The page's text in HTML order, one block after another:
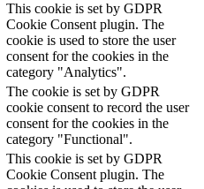
This cookie is set by GDPR
Cookie Consent plugin. The
cookie is used to store the user
consent for the cookies in the
category "Analytics".
The cookie is set by GDPR
cookie consent to record the user
consent for the cookies in the
category "Functional".
This cookie is set by GDPR
Cookie Consent plugin. The